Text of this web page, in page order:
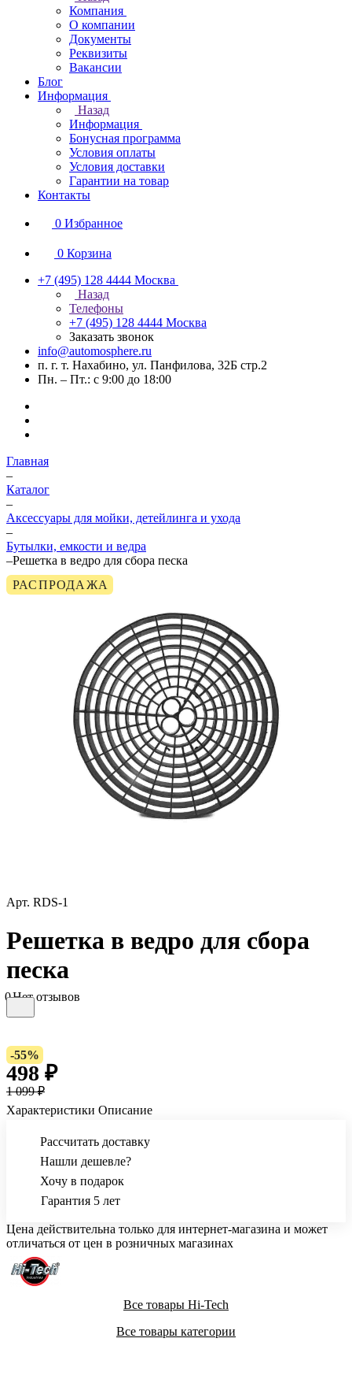
Компания
О компании
Документы
Реквизиты
Вакансии
Блог
Информация
Назад
Информация
Бонусная программа
Условия оплаты
Условия доставки
Гарантии на товар
Контакты
0 Избранное
0 Корзина
+7 (495) 128 4444 Москва
Назад
Телефоны
+7 (495) 128 4444 Москва
Заказать звонок
info@automosphere.ru
п. г. т. Нахабино, ул. Панфилова, 32Б стр.2
Пн. – Пт.: с 9:00 до 18:00
Главная
–
Каталог
–
Аксессуары для мойки, детейлинга и ухода
–
Бутылки, емкости и ведра
–Решетка в ведро для сбора песка
РАСПРОДАЖА
Арт. RDS-1
Решетка в ведро для сбора
песка
0Нет отзывов
-55%
498 ₽
1 099 ₽
Характеристики Описание
Рассчитать доставку
Нашли дешевле?
Хочу в подарок
Гарантия 5 лет
Цена действительна только для интернет-магазина и может
отличаться от цен в розничных магазинах
Все товары Hi-Tech
Все товары категории